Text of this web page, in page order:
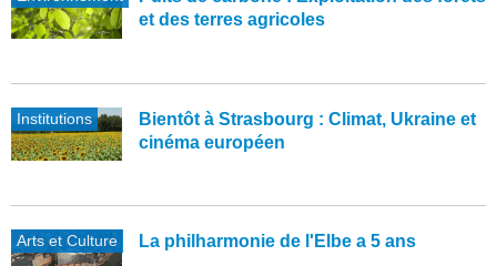
et des terres agricoles
Institutions
Bientôt à Strasbourg : Climat, Ukraine et
cinéma européen
Arts et Culture La philharmonie de l'Elbe a 5 ans